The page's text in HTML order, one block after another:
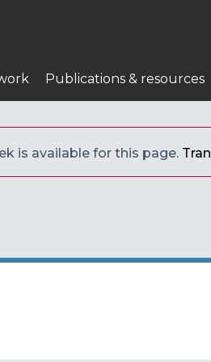
Publications & resources
is available for this page.